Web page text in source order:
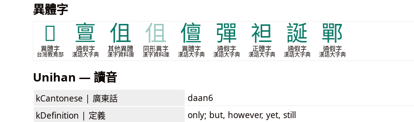
異體字
𠇙
異體字
台灣教育部
亶
通假字
漢語大字典
伹
其他異體
漢字資料庫
伹
同形異字
漢字資料庫
儃
異體字
漢語大字典
彈
通假字
漢語大字典
袒
正體字
漢語大字典
誕
通假字
漢語大字典
鄲
通假字
漢語大字典
Unihan — 讀音
kCantonese | 廣東話
daan6
kDefinition | 定義
only; but, however, yet, still